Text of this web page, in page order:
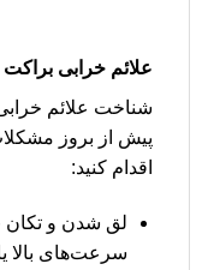
علائم خرابی براکت
شناخت علائم
پیش از بروز
اقدام کنید:
لق شدن و تکان
سرعت‌های بالا